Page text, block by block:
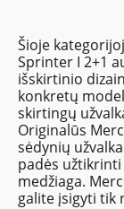
Šioje
Sprinter I 2+1
išskirtinio
konkretų
skirtingų
Originalūs
sėdynių
padės
medžiaga.
galite įsigyti tik